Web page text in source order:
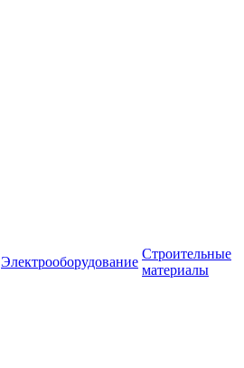
Электрооборудование
Строительные
материалы